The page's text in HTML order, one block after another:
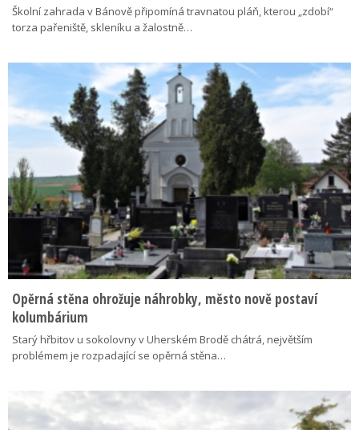
Školní zahrada v Bánově připomíná travnatou pláň, kterou „zdobí“
torza pařeniště, skleníku a žalostně…
Opěrná stěna ohrožuje náhrobky, město nově postaví
kolumbárium
Starý hřbitov u sokolovny v Uherském Brodě chátrá, největším
problémem je rozpadající se opěrná stěna…